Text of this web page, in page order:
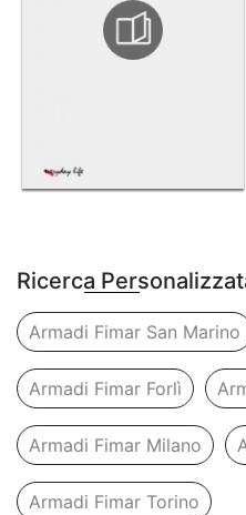
Ricerca
Armadi Fimar San Marino
Armadi Fimar Forlì
Armadi Fimar Milano
Armadi Fimar Torino